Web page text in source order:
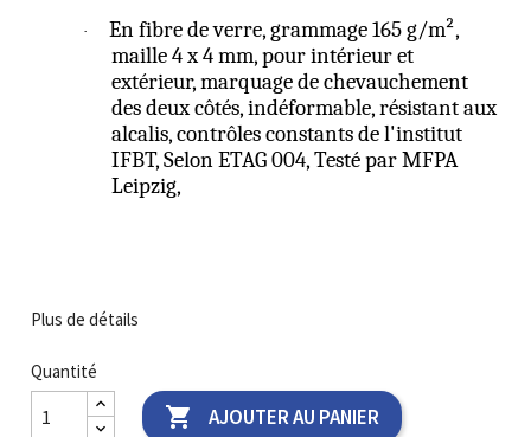
·
En fibre de verre, grammage 165 g/m²,
maille 4 x 4 mm, pour intérieur et
extérieur, marquage de chevauchement
des deux côtés, indéformable, résistant aux
alcalis, contrôles constants de l'institut
IFBT, Selon ETAG 004, Testé par MFPA
Leipzig,
Plus de détails
Quantité
 AJOUTER AU PANIER